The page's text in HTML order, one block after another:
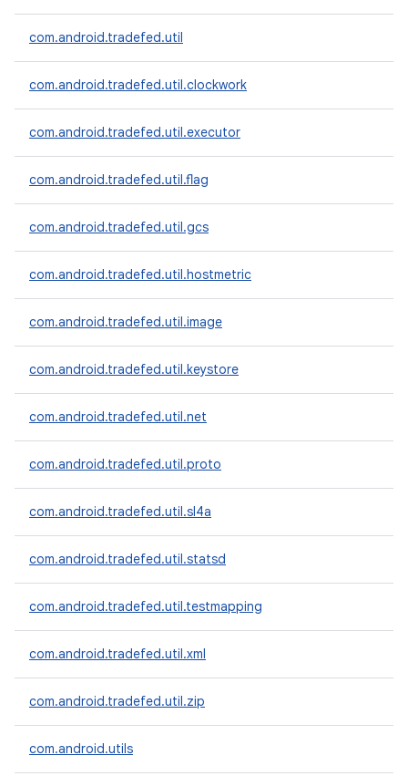
com.android.tradefed.util
com.android.tradefed.util.clockwork
com.android.tradefed.util.executor
com.android.tradefed.util.flag
com.android.tradefed.util.gcs
com.android.tradefed.util.hostmetric
com.android.tradefed.util.image
com.android.tradefed.util.keystore
com.android.tradefed.util.net
com.android.tradefed.util.proto
com.android.tradefed.util.sl4a
com.android.tradefed.util.statsd
com.android.tradefed.util.testmapping
com.android.tradefed.util.xml
com.android.tradefed.util.zip
com.android.utils